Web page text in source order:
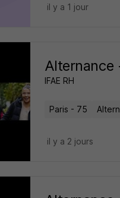
il y a 1 jour
Alternance
IFAE RH
Paris - 75
il y a 2 jours